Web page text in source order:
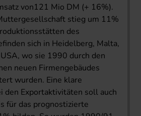
von121 Mio DM (+ 16%).
stieg um 11%
des
sich in Heidelberg, Malta,
wo sie 1990 durch den
neuen Firmengebäudes
wurden. Eine klare
den Exportaktivitäten soll auch
für das prognostizierte